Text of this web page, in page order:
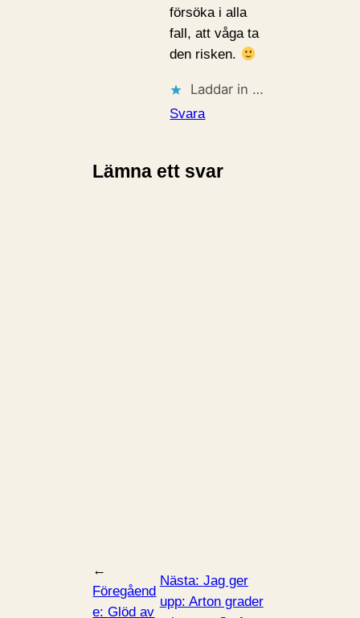
försöka i alla
fall, att våga ta
den risken.
Laddar in …
Svara
Lämna ett svar
←
Föregåend
e:Glöd av
Nästa: Jag ger
upp: Arton grader